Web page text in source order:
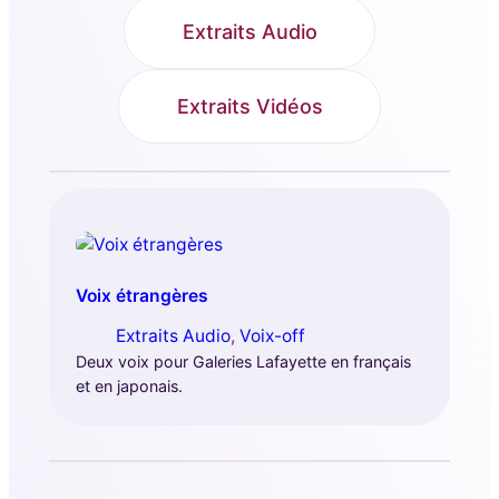
Extraits Audio
Extraits Vidéos
Voix étrangères
Extraits Audio, Voix-off
Deux voix pour Galeries Lafayette en français
et en japonais.